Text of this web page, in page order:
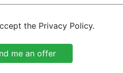
the Privacy Policy.